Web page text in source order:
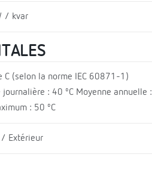
/ kvar
C (selon la norme IEC 60871-1)
journalière : 40 ºC Moyenne annuelle :
: 50 ºC
/ Extérieur